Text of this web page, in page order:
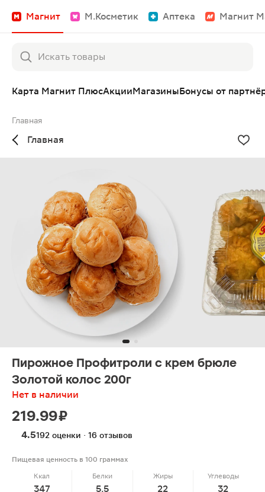
Магнит М.Косметик Аптека Магнит
Карта Магнит ПлюсАкцииМагазиныБонусы от
Главная
Главная
Пирожное Профитроли с крем брюле
Золотой колос 200г
Нет в наличии
219.99 ₽
4.5192 оценки · 16 отзывов
Пищевая ценность в 100 граммах
Ккал
347
Белки
5.5
Жиры
22
Углеводы
32